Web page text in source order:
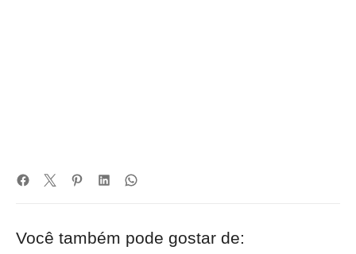
Você também pode gostar de: